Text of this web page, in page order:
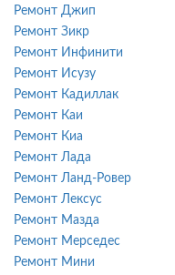
Ремонт Джип
Ремонт Зикр
Ремонт Инфинити
Ремонт Исузу
Ремонт Кадиллак
Ремонт Каи
Ремонт Киа
Ремонт Лада
Ремонт Ланд-Ровер
Ремонт Лексус
Ремонт Мазда
Ремонт Мерседес
Ремонт Мини